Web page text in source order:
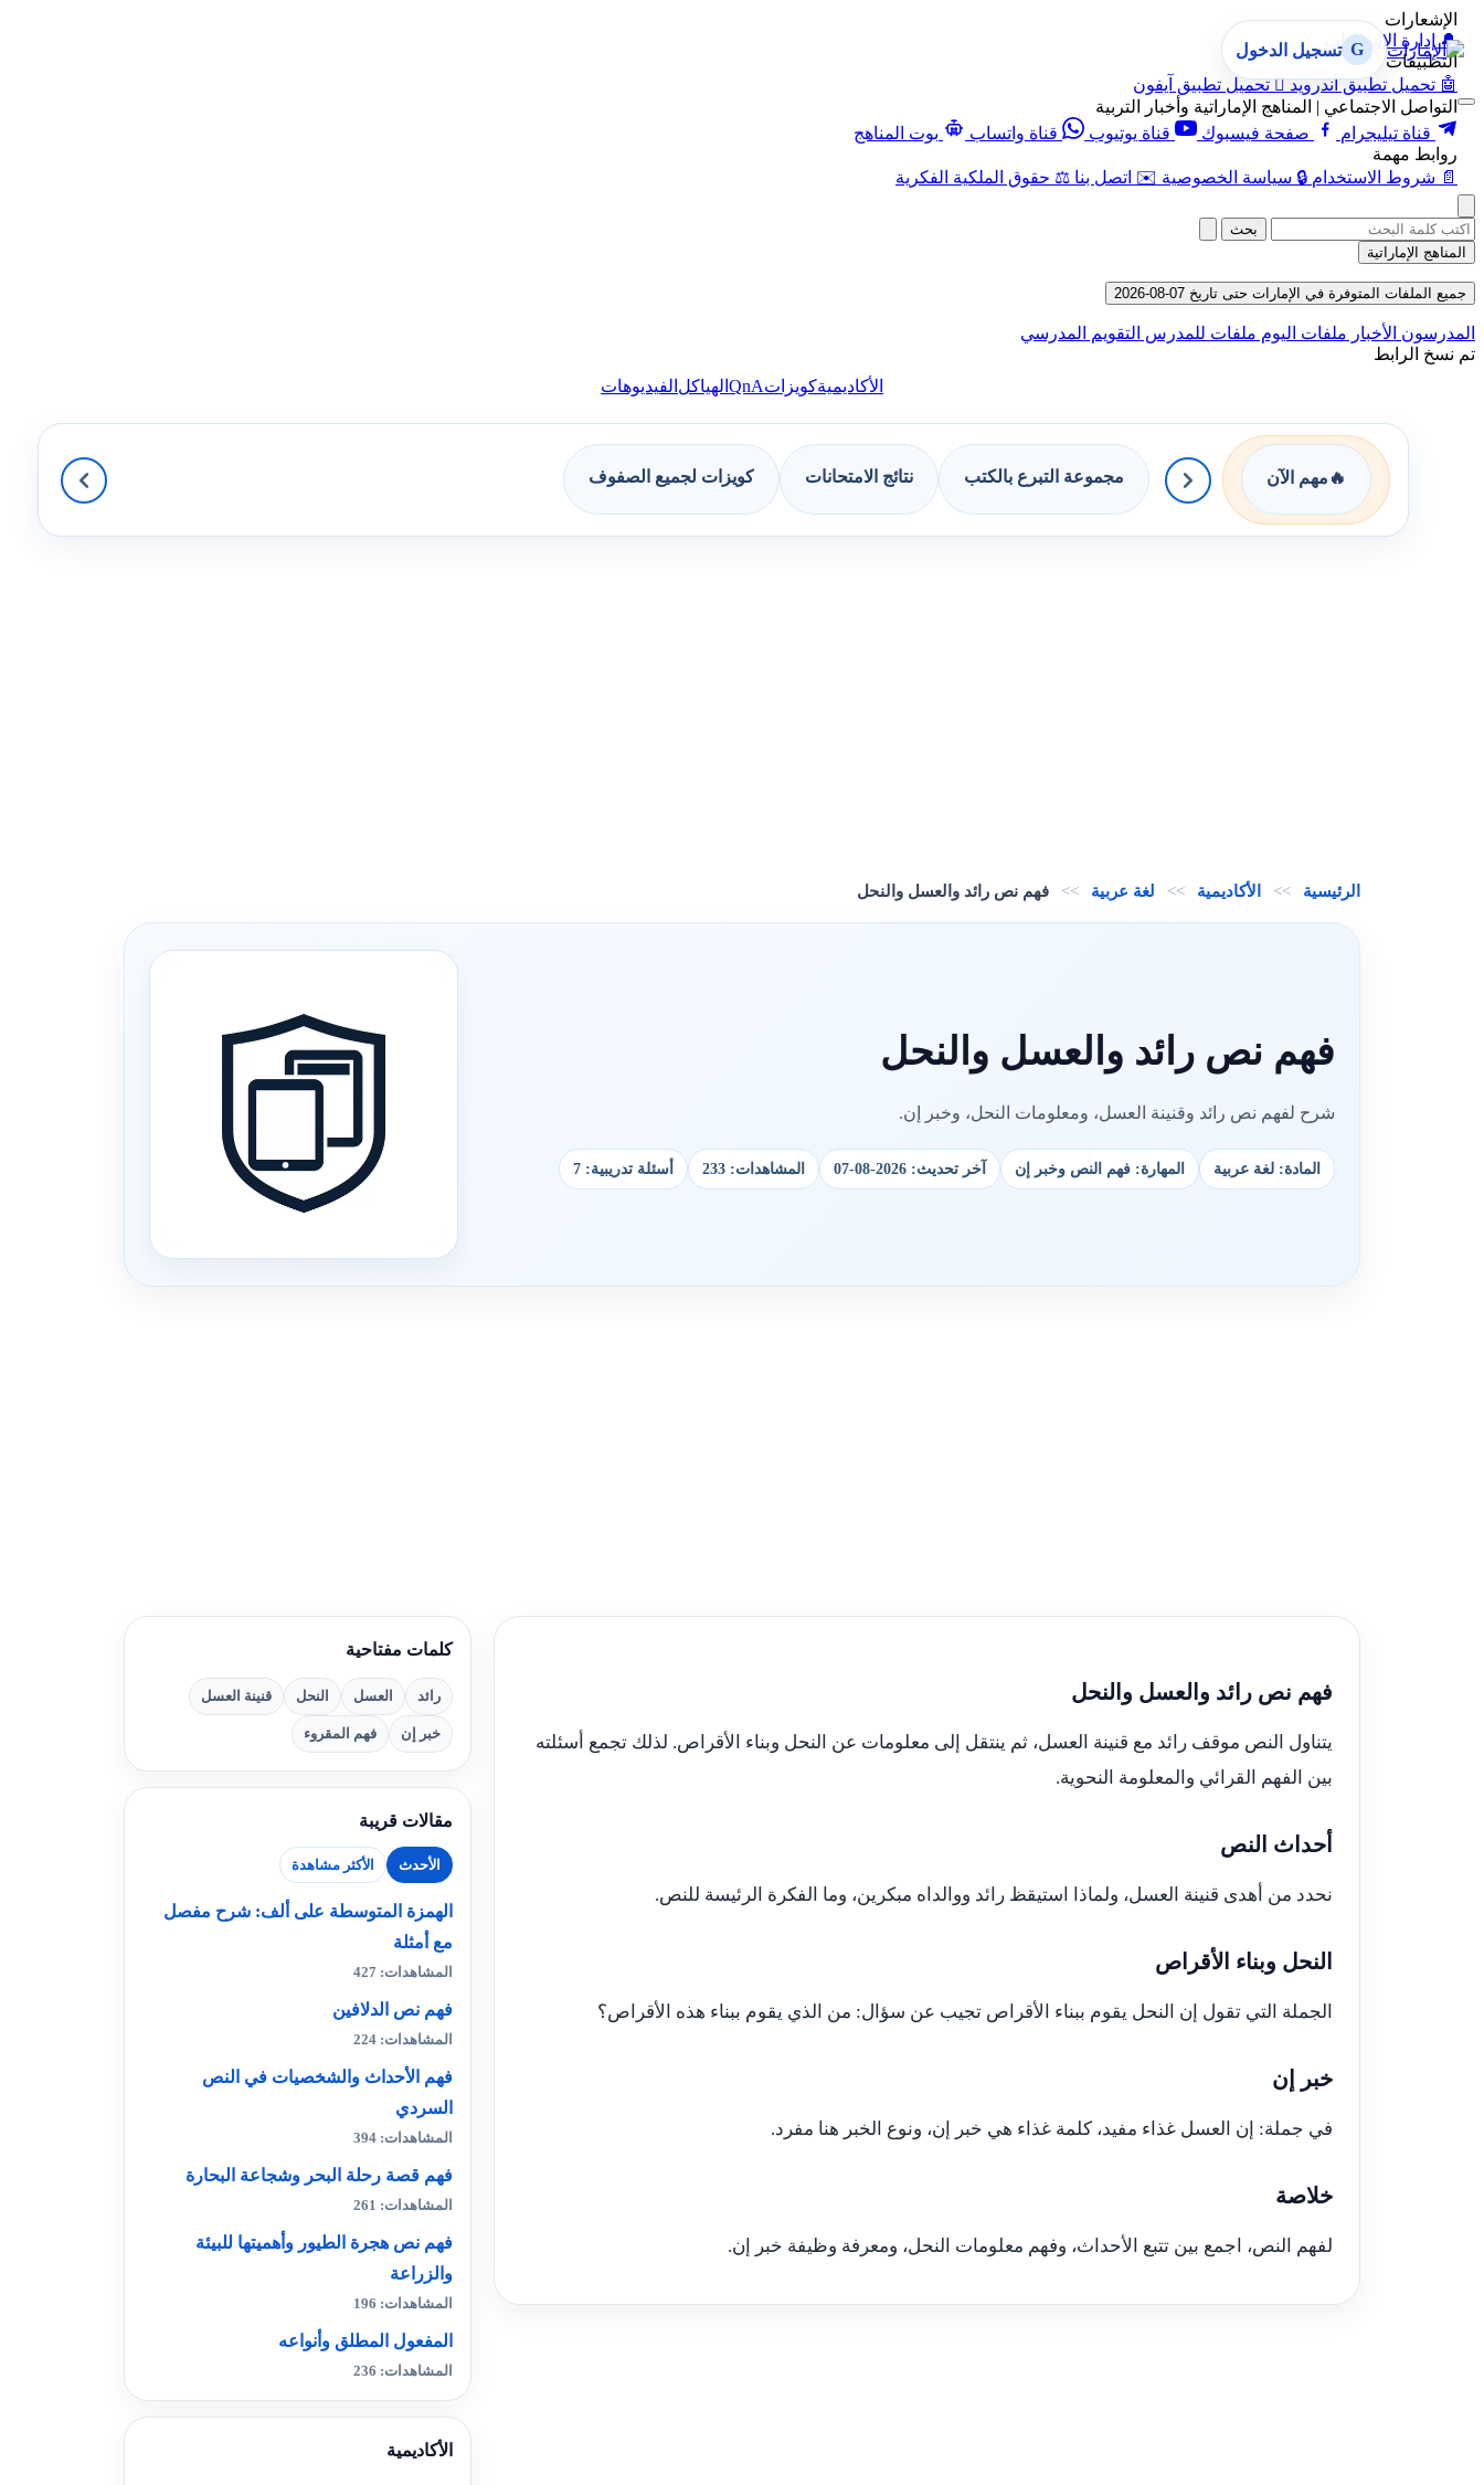
الإشعارات
🔔 إدارة الإشعارات
التطبيقات
🤖 تحميل تطبيق أندرويد  تحميل تطبيق آيفون
التواصل الاجتماعي | المناهج الإماراتية وأخبار التربية
قناة تيليجرام
صفحة فيسبوك قناة يوتيوب قناة واتساب
بوت المناهج
روابط مهمة
📄 شروط الاستخدام 🔒 سياسة الخصوصية ✉️ اتصل بنا ⚖️ حقوق الملكية الفكرية
G تسجيل الدخول
بحث
المناهج الإماراتية
جميع الملفات المتوفرة في الإمارات حتى تاريخ 07-08-2026
المدرسون الأخبار ملفات اليوم ملفات للمدرس التقويم المدرسي
تم نسخ الرابط
الأكاديميةكويزاتQnA الهياكل الفيديوهات
🔥 مهم الآن مجموعة التبرع بالكتب نتائج الامتحانات كويزات لجميع الصفوف
الرئيسية >> الأكاديمية >> لغة عربية >> فهم نص رائد والعسل والنحل
فهم نص رائد والعسل والنحل
شرح لفهم نص رائد وقنينة العسل، ومعلومات النحل، وخبر إن.
المادة: لغة عربية المهارة: فهم النص وخبر إن آخر تحديث: 2026-08-07 المشاهدات: 233 أسئلة تدريبية: 7
فهم نص رائد والعسل والنحل
يتناول النص موقف رائد مع قنينة العسل، ثم ينتقل إلى معلومات عن النحل وبناء الأقراص. لذلك تجمع أسئلته
بين الفهم القرائي والمعلومة النحوية.
أحداث النص
نحدد من أهدى قنينة العسل، ولماذا استيقظ رائد ووالداه مبكرين، وما الفكرة الرئيسة للنص.
النحل وبناء الأقراص
الجملة التي تقول إن النحل يقوم ببناء الأقراص تجيب عن سؤال: من الذي يقوم ببناء هذه الأقراص؟
خبر إن
في جملة: إن العسل غذاء مفيد، كلمة غذاء هي خبر إن، ونوع الخبر هنا مفرد.
خلاصة
لفهم النص، اجمع بين تتبع الأحداث، وفهم معلومات النحل، ومعرفة وظيفة خبر إن.
كلمات مفتاحية
رائد العسل النحل قنينة العسل
خبر إن فهم المقروء
مقالات قريبة
الأحدث الأكثر مشاهدة
الهمزة المتوسطة على ألف: شرح مفصل
مع أمثلة
المشاهدات: 427
فهم نص الدلافين
المشاهدات: 224
فهم الأحداث والشخصيات في النص
السردي
المشاهدات: 394
فهم قصة رحلة البحر وشجاعة البحارة
المشاهدات: 261
فهم نص هجرة الطيور وأهميتها للبيئة
والزراعة
المشاهدات: 196
المفعول المطلق وأنواعه
المشاهدات: 236
الأكاديمية